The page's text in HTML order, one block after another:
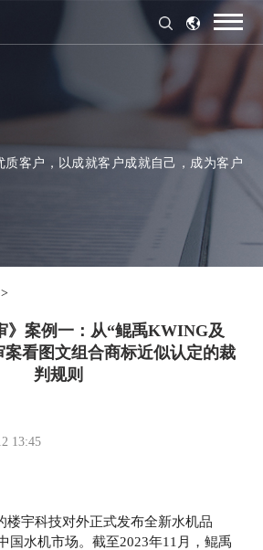
质客户，以成就客户成就自己，成为客户
》案例一：从“鲲禹KWING及
案看图文组合商标近似认定的裁
判规则
13:45
楼宇科技对外正式发布全新水机品
国水机市场。截至2023年11月，鲲禹